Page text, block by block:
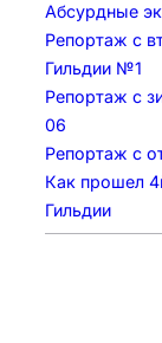
Абсурдные
Репортаж с
Гильдии №1
Репортаж с
06
Репортаж с
Как прошел
Гильдии